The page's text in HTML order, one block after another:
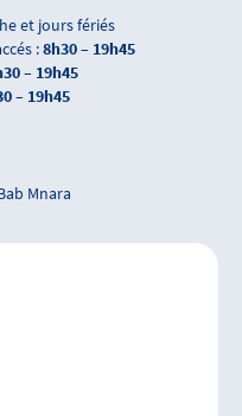
et jours fériés
:8h30 – 19h45
– 19h45
– 19h45
Mnara